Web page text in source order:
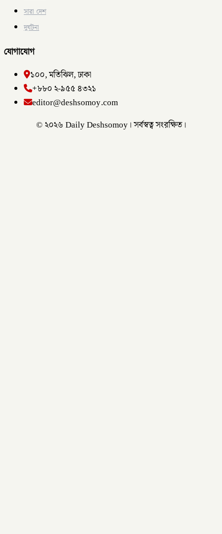
সারা দেশ
দুর্ঘটনা
যোগাযোগ
১০০, মতিঝিল, ঢাকা
+৮৮০ ২-৯৫৫ ৪৩২১
editor@deshsomoy.com
© ২০২৬ Daily Deshsomoy। সর্বস্বত্ব সংরক্ষিত।